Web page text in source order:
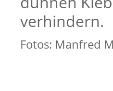
verhindern.
Fotos: Manfred